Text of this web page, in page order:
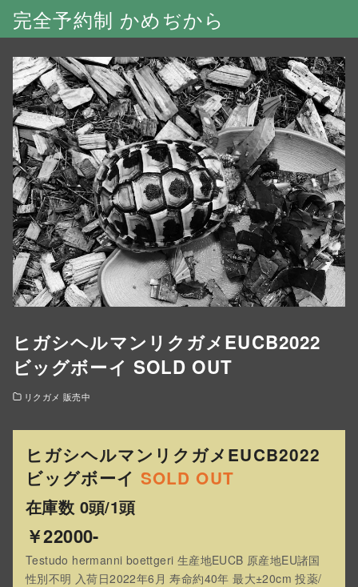
完全予約制 かめぢから
ヒガシヘルマンリクガメEUCB2022
ビッグボーイ SOLD OUT
リクガメ 販売中
ヒガシヘルマンリクガメEUCB2022
ビッグボーイSOLD OUT
在庫数 0頭/1頭
￥22000-
Testudo hermanni boettgeri 生産地EUCB 原産地EU諸国
性別不明 入荷日2022年6月 寿命約40年 最大±20cm 投薬/